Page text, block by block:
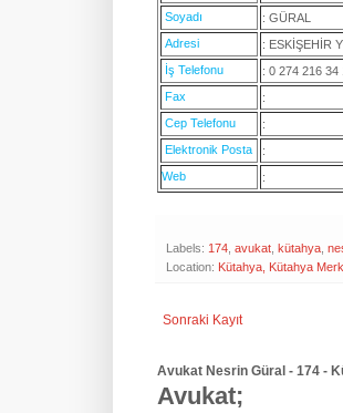
Soyadı
: GÜRAL
Adresi
: ESKİŞEHİR
İş Telefonu
: 0 274 216 34
Fax
:
Cep Telefonu
:
Elektronik Posta
:
Web
:
Labels: 174 avukat kütahya
Location: Kütahya, Kütahya
Sonraki Kayıt
Avukat Nesrin Güral - 174 -
Avukat;